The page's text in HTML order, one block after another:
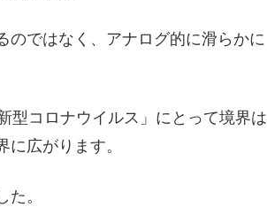
のではなく、アナログ的に滑らかに
型コロナウイルス」にとって境界は
広がります。
。